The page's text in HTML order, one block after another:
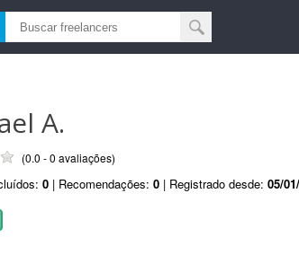
A.
(0.0 - 0 avaliações)
0 | Recomendações: 0 | Registrado desde: 05/